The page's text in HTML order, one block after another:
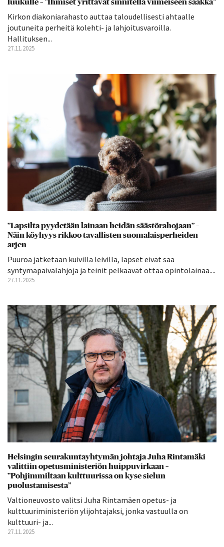
luukulle – ”Ihmiset yrittävät sinnitellä viimeiseen saakka”
Kirkon diakoniarahasto auttaa taloudellisesti ahtaalle
joutuneita perheitä kolehti- ja lahjoitusvaroilla.
Hallituksen...
27.11.2025
”Lapsilta pyydetään lainaan heidän säästörahojaan” –
Näin köyhyys rikkoo tavallisten suomalaisperheiden
arjen
Puuroa jatketaan kuivilla leivillä, lapset eivät saa
syntymäpäivälahjoja ja teinit pelkäävät ottaa opintolainaa....
27.11.2025
Helsingin seurakuntayhtymän johtaja Juha Rintamäki
valittiin opetusministeriön huippuvirkaan –
”Pohjimmiltaan kulttuurissa on kyse sielun
puolustamisesta”
Valtioneuvosto valitsi Juha Rintamäen opetus- ja
kulttuuriministeriön ylijohtajaksi, jonka vastuulla on
kulttuuri- ja...
27.11.2025